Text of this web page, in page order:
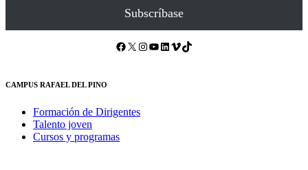
Subscríbase
Facebook X Instagram YouTube LinkedIn Vimeo TikTok
CAMPUS RAFAEL DEL PINO
Formación de Dirigentes
Talento joven
Cursos y programas